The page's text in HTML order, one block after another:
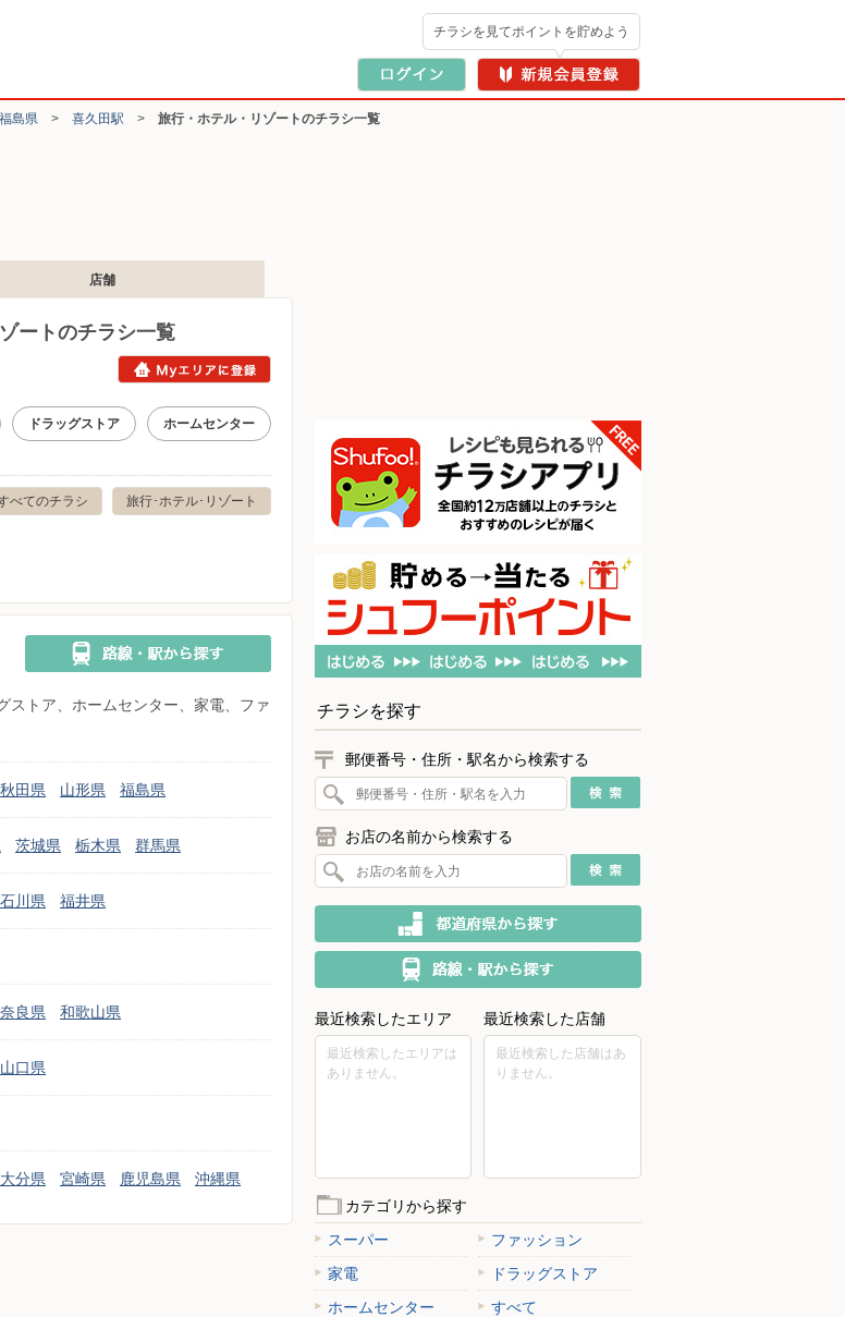
チラシを見てポイントを貯めよう
福島県 > 喜久田駅 > 旅行・ホテル・リゾートのチラシ一覧
店舗
ートのチラシ一覧
ドラッグストア ホームセンター
旅行･ホテル･リゾート
べてのチラシ
ストア、ホームセンター、家電、ファ
秋田県 山形県 福島県
茨城県 栃木県 群馬県
石川県 福井県
奈良県 和歌山県
山口県
大分県 宮崎県 鹿児島県 沖縄県
チラシを探す
郵便番号・住所・駅名から検索する
お店の名前から検索する
最近検索したエリア
最近検索したエリアは
ありません。
最近検索した店舗
最近検索した店舗はあ
りません。
カテゴリから探す
スーパー
ファッション
家電
ドラッグストア
ホームセンター
すべて